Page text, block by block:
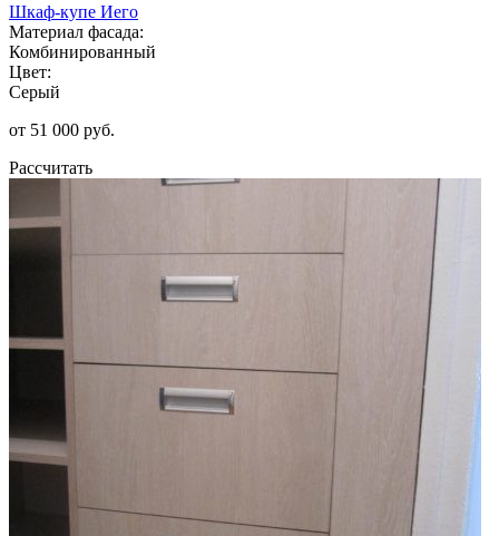
Шкаф-купе Иего
Материал фасада:
Комбинированный
Цвет:
Серый
от 51 000 руб.
Рассчитать